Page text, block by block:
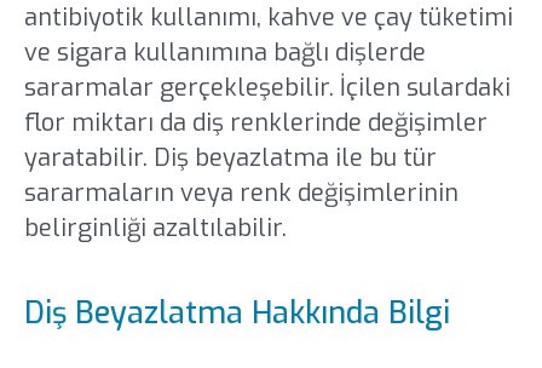
antibiyotik kullanımı, kahve ve çay tüketimi
ve sigara kullanımına bağlı dişlerde
sararmalar gerçekleşebilir. İçilen sulardaki
flor miktarı da diş renklerinde değişimler
yaratabilir. Diş beyazlatma ile bu tür
sararmaların veya renk değişimlerinin
belirginliği azaltılabilir.
Diş Beyazlatma Hakkında Bilgi